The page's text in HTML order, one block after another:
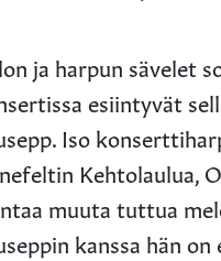
ja harpun sävelet
esiintyvät
Iso
Kehtolaulua,
muuta tuttua
kanssa hän